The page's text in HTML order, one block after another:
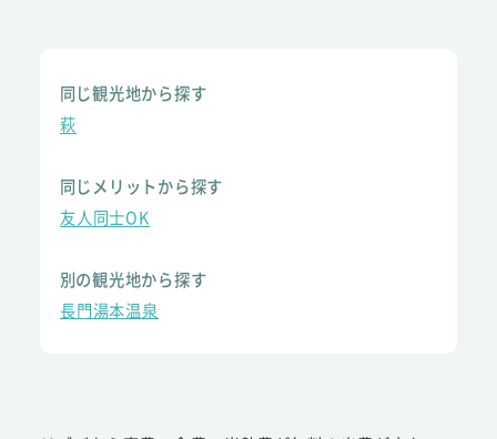
同じ観光地から探す
萩
同じメリットから探す
友人同士OK
別の観光地から探す
長門湯本温泉